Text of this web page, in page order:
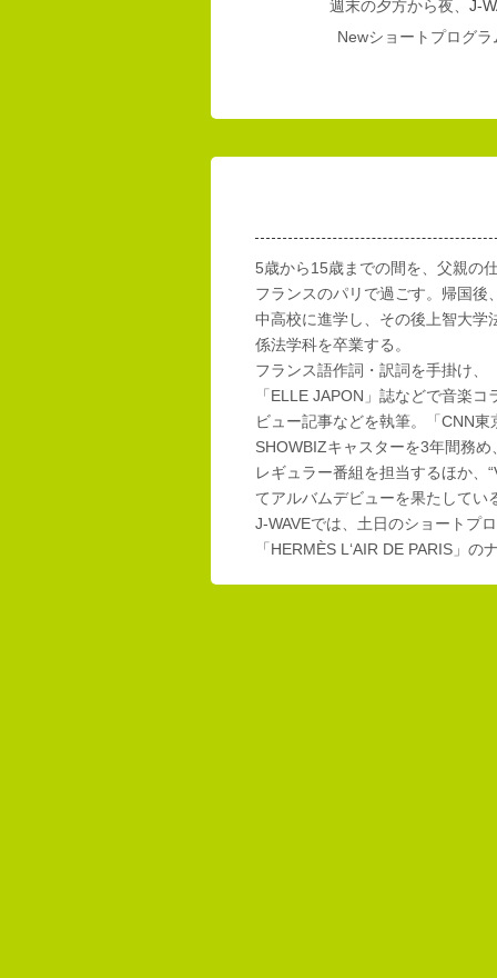
週末の夕方から夜、 J-
Newショートプログ
5歳から15歳までの間を、父親の
フランスのパリで過ごす。帰国後
中高校に進学し、その後上智大学
係法学科を卒業する。
フランス語作詞・訳詞を手掛け、
「ELLE JAPON」誌などで音楽コ
ビュー記事などを執筆。「CNN東
SHOWBIZキャスターを3年間務め
レギュラー番組を担当するほか、
てアルバムデビューを果たしてい
J-WAVEでは、土日のショートプ
「HERMÈS L‘AIR DE PARIS」